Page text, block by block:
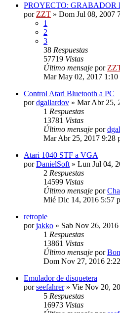
PROYECTO: GRABADOR
por ZZT » Dom Jul 08, 2007
1
2
3
38 Respuestas
57719 Vistas
Último mensaje por
Mar May 02, 2017 1:10
Control Atari Bluetooth a PC
pordgallardov » Mar Abr 25,
1 Respuestas
13781 Vistas
Último mensaje por
Mar Abr 25, 2017 9:28
Atari 1040 STF a VGA
porDanielSoft » Lun Jul 04,
2 Respuestas
14599 Vistas
Último mensaje por
Mié Dic 14, 2016 5:57
retropie
porjakko » Sab Nov 26,
1 Respuestas
13861 Vistas
Último mensaje por
Dom Nov 27, 2016
Emulador de disquetera
porseefahrer» Vie Nov 20,
5 Respuestas
16973 Vistas